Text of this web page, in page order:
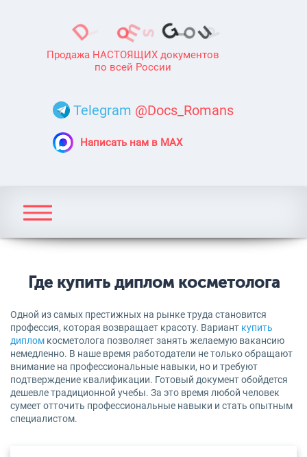
Продажа НАСТОЯЩИХ документов
по всей России
Telegram @Docs_Romans
Написать нам в MAX
Где купить диплом косметолога
Одной из самых престижных на рынке труда становится
профессия, которая возвращает красоту. Вариант купить
диплом косметолога позволяет занять желаемую вакансию
немедленно. В наше время работодатели не только обращают
внимание на профессиональные навыки, но и требуют
подтверждение квалификации. Готовый документ обойдется
дешевле традиционной учебы. За это время любой человек
сумеет отточить профессиональные навыки и стать опытным
специалистом.